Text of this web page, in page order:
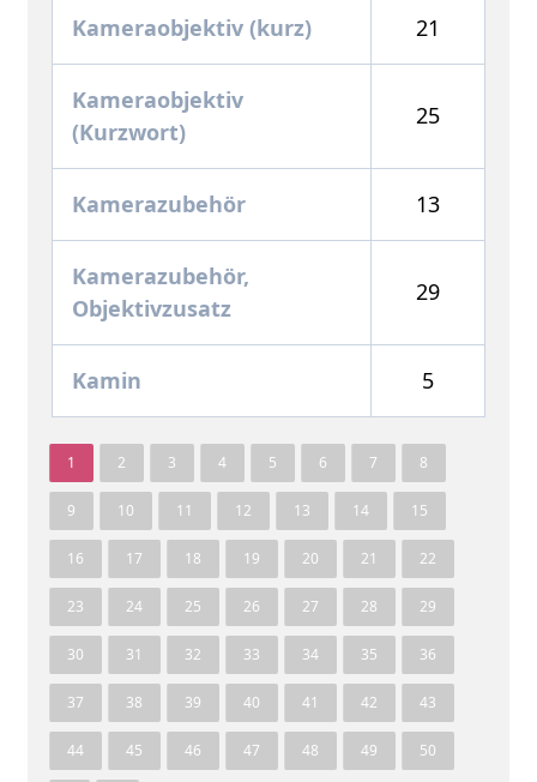
Kameraobjektiv (kurz) 21
Kameraobjektiv
(Kurzwort)
25
Kamerazubehör 13
Kamerazubehör,
Objektivzusatz
29
Kamin 5
1 2 3 4 5 6 7 8
9 10 11 12 13 14 15
16 17 18 19 20 21 22
23 24 25 26 27 28 29
30 31 32 33 34 35 36
37 38 39 40 41 42 43
44 45 46 47 48 49 50